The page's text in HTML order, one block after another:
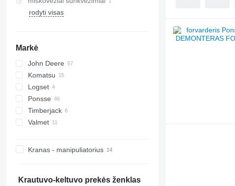
rodyti visas
Markė
John Deere
810
1110
1210
1510 E
1510 G
Komatsu
Logset
Ponsse
Buffalo
Elephant
Timberjack
810
Valmet
Kranas - manipuliatorius
Krautuvo-keltuvo prekės ženklas